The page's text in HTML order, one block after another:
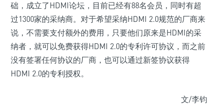
础，成立了HDMI论坛，目前已经有88名会员，同时有超
过1300家的采纳商。对于希望采纳HDMI 2.0规范的厂商来
说，不需要支付额外的费用，只要他们原来是HDMI的采
纳者，就可以免费获得HDMI 2.0的专利许可协议，而之前
没有签署任何协议的厂商，也可以通过新签协议获得
HDMI 2.0的专利授权。
文/李钧